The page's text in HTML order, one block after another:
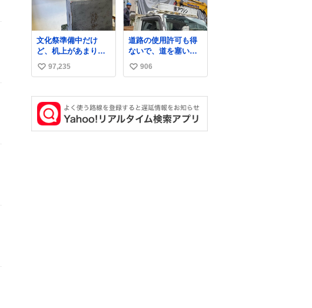
数
文化祭準備中だけ
ど、机上があまりに
いじめっぽすぎる
い
ね
数
97,235
道路の使用許可も得
ないで、道を塞いだ
まま解体作業して
る。 写真を撮ろうと
罵倒されるなど。
い
ね
数
906